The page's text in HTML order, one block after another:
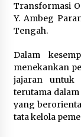
Transformasi
Y. Ambeg
Tengah.
Dalam
menekankan
jajaran untuk
terutama
yang
tata kelola